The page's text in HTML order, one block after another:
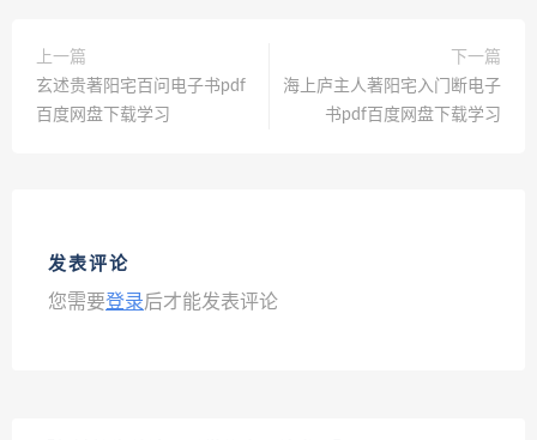
上一篇
玄述贵著阳宅百问电子书pdf
百度网盘下载学习
下一篇
海上庐主人著阳宅入门断电子
书pdf百度网盘下载学习
发表评论
您需要登录后才能发表评论